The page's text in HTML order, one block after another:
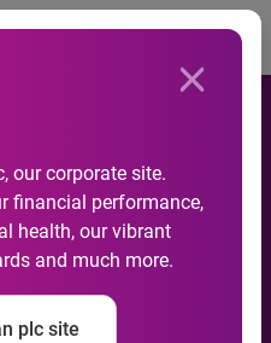
our corporate site.
financial performance,
health, our vibrant
and much more.
plc site
e o
R$ 46